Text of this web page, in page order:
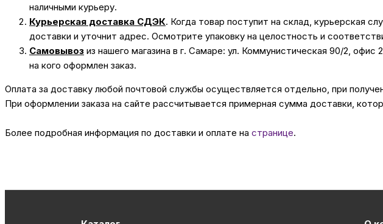
наличными курьеру.
Курьерская доставка СДЭК. Когда товар поступит на склад, курьерская
доставки и уточнит адрес. Осмотрите упаковку на целостность и
Самовывоз из нашего магазина в г. Самаре: ул. Коммунистическая 90/2, офис
на кого оформлен заказ.
Оплата за доставку любой почтовой службы осуществляется отдельно, при
При оформлении заказа на сайте рассчитывается примерная сумма доставки,
Более подробная информация по доставки и оплате на странице.